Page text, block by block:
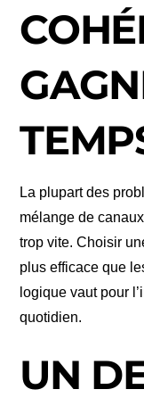
La plupart des
mélange de
trop vite. Choisir
plus efficace que
logique vaut pour
quotidien.
UN